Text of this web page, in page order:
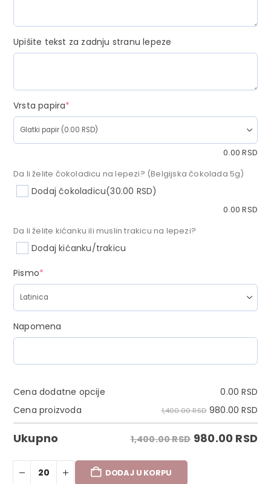
Upišite tekst za zadnju stranu lepeze
Vrsta papira*
0.00RSD
Da li želite čokoladicu na lepezi? (Belgijska čokolada 5g)
Dodaj čokoladicu(30.00 RSD)
0.00RSD
Da li želite kićanku ili muslin trakicu na lepezi?
Dodaj kićanku/trakicu
Pismo*
Napomena
Cena dodatne opcije 0.00RSD
Cena proizvoda
1,400.00 RSD 980.00RSD
Ukupno 1,400.00 RSD 980.00 RSD
DODAJ U KORPU